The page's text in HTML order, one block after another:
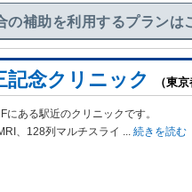
の補助を利用するプランは
念クリニック （東
ある駅近のクリニックです。
、128列マルチスライ ... 続きを読む